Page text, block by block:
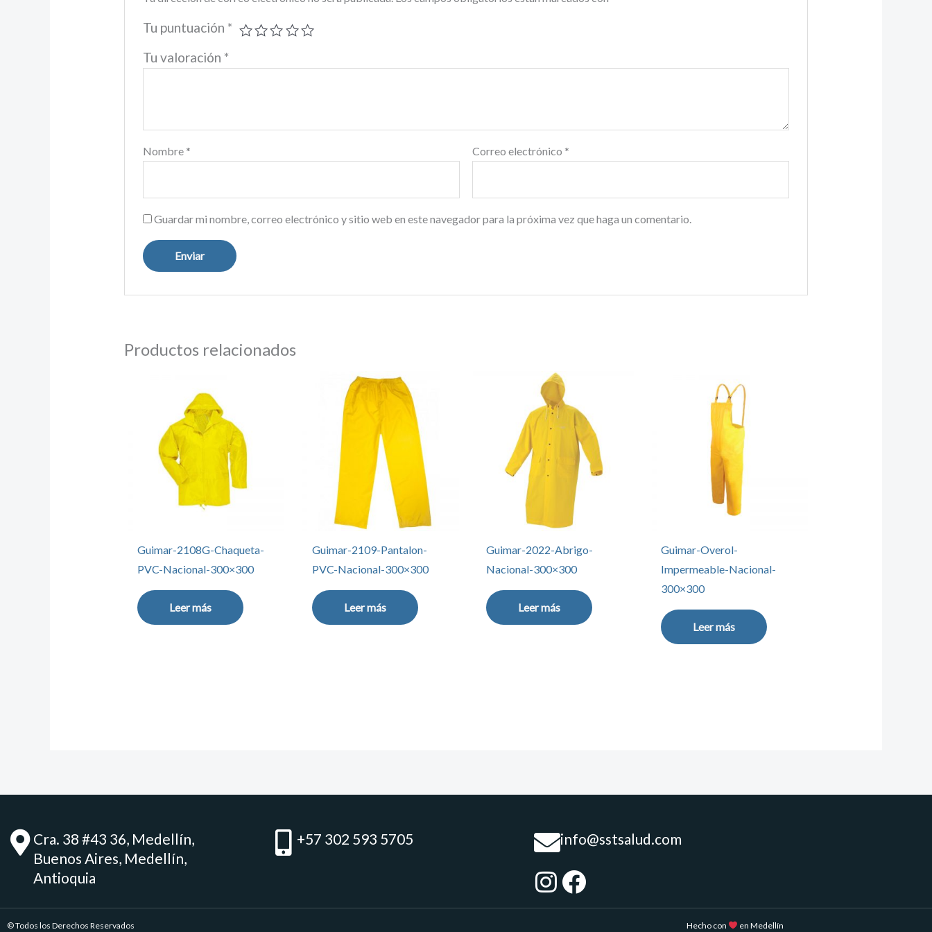
Tu puntuación *
Tu valoración *
Nombre * Correo electrónico *
Guardar mi nombre, correo electrónico y sitio web en este navegador para la próxima vez que haga un comentario.
Productos relacionados
Guimar-2108G-Chaqueta-
PVC-Nacional-300×300
Leer más
Guimar-2109-Pantalon-
PVC-Nacional-300×300
Leer más
Guimar-2022-Abrigo-
Nacional-300×300
Leer más
Guimar-Overol-
Impermeable-Nacional-
300×300
Leer más
Cra. 38 #43 36, Medellín,
Buenos Aires, Medellín,
Antioquia
+57 302 593 5705 info@sstsalud.com
© Todos los Derechos Reservados Hecho con en Medellín